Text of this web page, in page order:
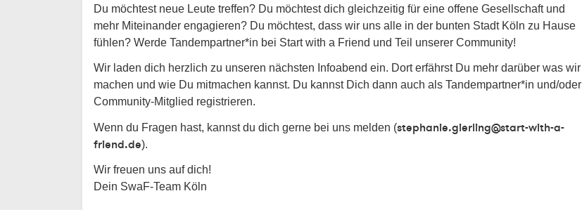
Du möchtest neue Leute treffen? Du möchtest dich gleichzeitig für eine offene Gesellschaft und
mehr Miteinander engagieren? Du möchtest, dass wir uns alle in der bunten Stadt Köln zu Hause
fühlen? Werde Tandempartner*in bei Start with a Friend und Teil unserer Community!
Wir laden dich herzlich zu unseren nächsten Infoabend ein. Dort erfährst Du mehr darüber was wir
machen und wie Du mitmachen kannst. Du kannst Dich dann auch als Tandempartner*in und/oder
Community-Mitglied registrieren.
Wenn du Fragen hast, kannst du dich gerne bei uns melden (stephanie.gierling@start-with-a-
friend.de).
Wir freuen uns auf dich!
Dein SwaF-Team Köln